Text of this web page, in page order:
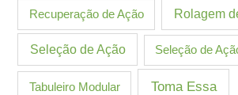
Recuperação de Ação Rolagem
Seleção de Ação Seleção de
Tabuleiro Modular Toma Essa